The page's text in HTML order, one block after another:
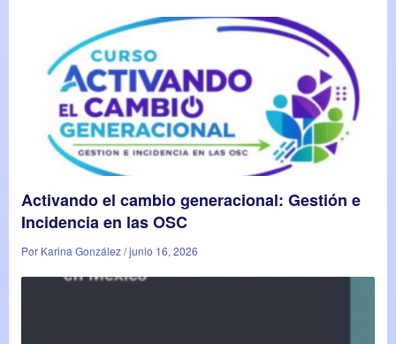
Activando el cambio generacional: Gestión e
Incidencia en las OSC
Por Karina González / junio 16, 2026